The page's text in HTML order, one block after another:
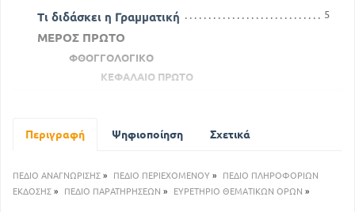
Τι διδάσκει η Γραμματική 5
ΜΕΡΟΣ ΠΡΩΤΟ
ΦΘΟΓΓΟΛΟΓΙΚΟ
ΚΕΦΑΛΑΙΟ ΠΡΩΤΟ
Σύμφωνα
ΚΕΦΑΛΑΙΟ ΔΕΥΤΕΡΟ
Συλλαβές Συλλαβισμός
Περιγραφή Ψηφιοποίηση Σχετικά
ΠΕΔΙΟ ΑΝΑΓΝΩΡΙΣΗΣ » ΠΕΔΙΟ ΠΕΡΙΕΧΟΜΕΝΟΥ »
ΠΕΔΙΟ ΠΛΗΡΟΦΟΡΙΩΝ
ΕΚΔΟΣΗΣ » ΠΕΔΙΟ ΠΑΡΑΤΗΡΗΣΕΩΝ » ΕΥΡΕΤΗΡΙΟ ΘΕΜΑΤΙΚΩΝ ΟΡΩΝ »